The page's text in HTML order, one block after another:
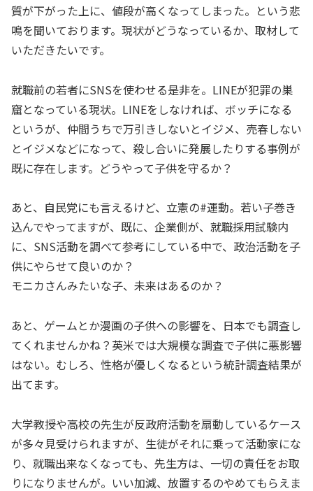
質が下がった上に、値段が高くなってしまった。という悲
鳴を聞いております。現状がどうなっているか、取材して
いただきたいです。
就職前の若者にSNSを使わせる是非を。LINEが犯罪の巣
窟となっている現状。LINEをしなければ、ボッチになる
というが、仲間うちで万引きしないとイジメ、売春しない
とイジメなどになって、殺し合いに発展したりする事例が
既に存在します。どうやって子供を守るか？
あと、自民党にも言えるけど、立憲の#運動。若い子巻き
込んでやってますが、既に、企業側が、就職採用試験内
に、SNS活動を調べて参考にしている中で、政治活動を子
供にやらせて良いのか？
モニカさんみたいな子、未来はあるのか？
あと、ゲームとか漫画の子供への影響を、日本でも調査し
てくれませんかね？英米では大規模な調査で子供に悪影響
はない。むしろ、性格が優しくなるという統計調査結果が
出てます。
大学教授や高校の先生が反政府活動を扇動しているケース
が多々見受けられますが、生徒がそれに乗って活動家にな
り、就職出来なくなっても、先生方は、一切の責任をお取
りになりませんが。いい加減、放置するのやめてもらえま